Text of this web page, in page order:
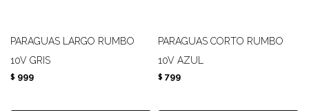
PARAGUAS LARGO RUMBO
10V GRIS
$ 999
PARAGUAS CORTO RUMBO
10V AZUL
$ 799